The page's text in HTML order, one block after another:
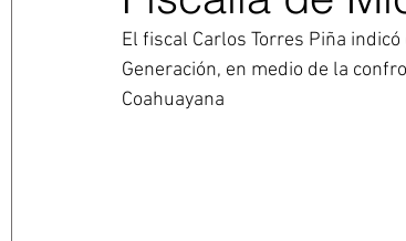
El fiscal Carlos Torres Piña
Generación, en medio de la
Coahuayana